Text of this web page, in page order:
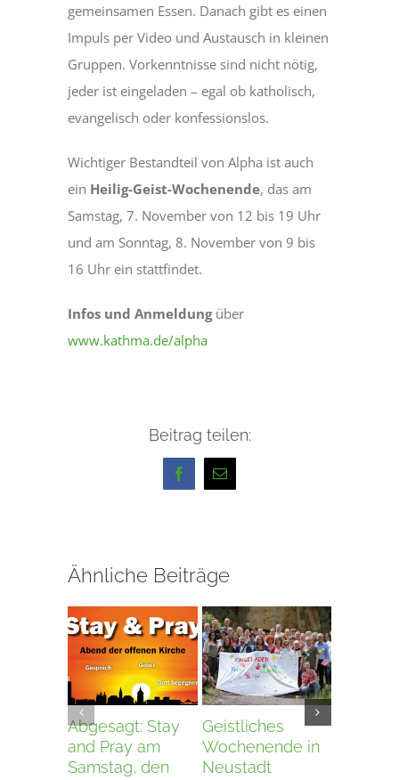
gemeinsamen Essen. Danach gibt es einen
Impuls per Video und Austausch in kleinen
Gruppen. Vorkenntnisse sind nicht nötig,
jeder ist eingeladen – egal ob katholisch,
evangelisch oder konfessionslos.
Wichtiger Bestandteil von Alpha ist auch
ein Heilig-Geist-Wochenende, das am
Samstag, 7. November von 12 bis 19 Uhr
und am Sonntag, 8. November von 9 bis
16 Uhr ein stattfindet.
Infos und Anmeldungüber
www.kathma.de/alpha
Beitrag teilen:
Facebook
E-
Mail
Ähnliche Beiträge
Abgesagt: Stay
and Pray am
Samstag, den
Geistliches
Wochenende in
Neustadt